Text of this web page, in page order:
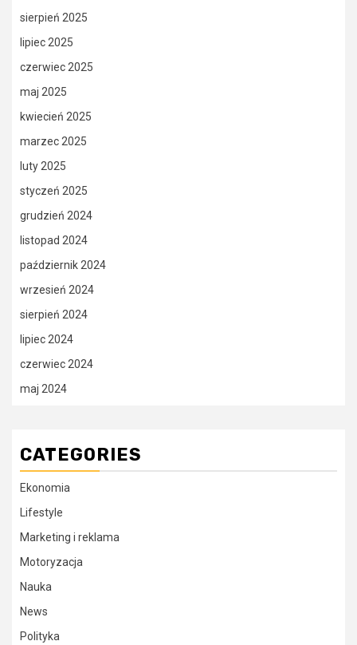
sierpień 2025
lipiec 2025
czerwiec 2025
maj 2025
kwiecień 2025
marzec 2025
luty 2025
styczeń 2025
grudzień 2024
listopad 2024
październik 2024
wrzesień 2024
sierpień 2024
lipiec 2024
czerwiec 2024
maj 2024
CATEGORIES
Ekonomia
Lifestyle
Marketing i reklama
Motoryzacja
Nauka
News
Polityka